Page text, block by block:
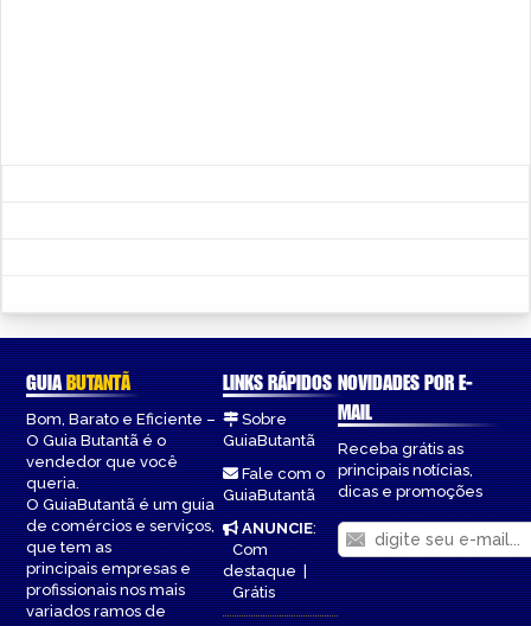
GUIABUTANTÃ
Bom, Barato e Eficiente –
O Guia Butantã é o
vendedor que você
queria.
O GuiaButantã é um guia
de comércios e serviços,
que tem as
principais empresas e
profissionais nos mais
variados ramos de
LINKS RÁPIDOS
Sobre
GuiaButantã
Fale com o
GuiaButantã
ANUNCIE:
Com
destaque|
Grátis
NOVIDADES POR E-
MAIL
Receba grátis as
principais notícias,
dicas e promoções